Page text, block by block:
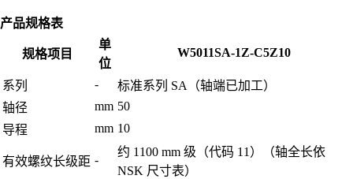
产品规格表
规格项目
单
位
W5011SA-1Z-C5Z10
系列 -
标准系列 SA（轴端已加工）
轴径
mm 50
导程
mm 10
有效螺纹长级距 -
约 1100 mm 级（代码 11）（轴全长依
NSK 尺寸表）